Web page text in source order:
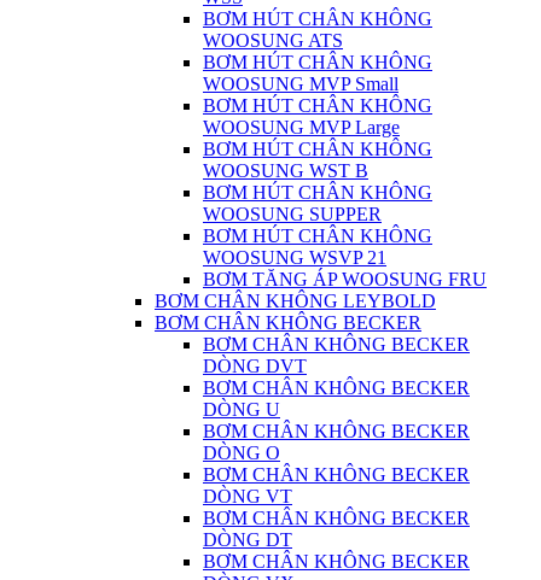
BƠM HÚT CHÂN KHÔNG
WOOSUNG ATS
BƠM HÚT CHÂN KHÔNG
WOOSUNG MVP Small
BƠM HÚT CHÂN KHÔNG
WOOSUNG MVP Large
BƠM HÚT CHÂN KHÔNG
WOOSUNG WST B
BƠM HÚT CHÂN KHÔNG
WOOSUNG SUPPER
BƠM HÚT CHÂN KHÔNG
WOOSUNG WSVP 21
BƠM TĂNG ÁP WOOSUNG FRU
BƠM CHÂN KHÔNG LEYBOLD
BƠM CHÂN KHÔNG BECKER
BƠM CHÂN KHÔNG BECKER
DÒNG DVT
BƠM CHÂN KHÔNG BECKER
DÒNG U
BƠM CHÂN KHÔNG BECKER
DÒNG O
BƠM CHÂN KHÔNG BECKER
DÒNG VT
BƠM CHÂN KHÔNG BECKER
DÒNG DT
BƠM CHÂN KHÔNG BECKER